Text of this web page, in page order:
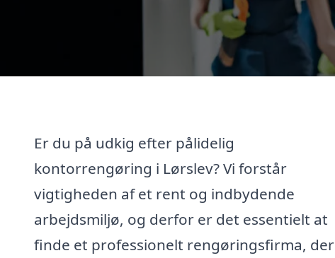
Er du på udkig efter pålidelig
kontorrengøring i Lørslev? Vi forstår
vigtigheden af et rent og indbydende
arbejdsmiljø, og derfor er det essentielt at
finde et professionelt rengøringsfirma, der